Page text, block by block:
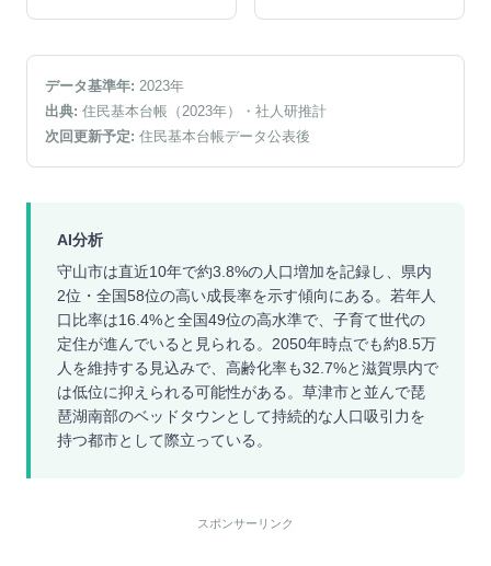
データ基準年: 2023年
出典: 住民基本台帳（2023年）
・社人研推計
次回更新予定: 住民基本台帳データ公表後
AI分析
守山市は直近10年で約3.8%の人口増加を記録し、県内
2位・全国58位の高い成長率を示す傾向にある。若年人
口比率は16.4%と全国49位の高水準で、子育て世代の
定住が進んでいると見られる。2050年時点でも約8.5万
人を維持する見込みで、高齢化率も32.7%と滋賀県内で
は低位に抑えられる可能性がある。草津市と並んで琵
琶湖南部のベッドタウンとして持続的な人口吸引力を
持つ都市として際立っている。
スポンサーリンク